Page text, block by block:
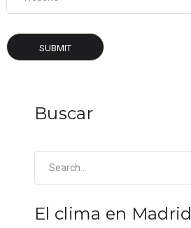
Buscar
El clima en Madrid